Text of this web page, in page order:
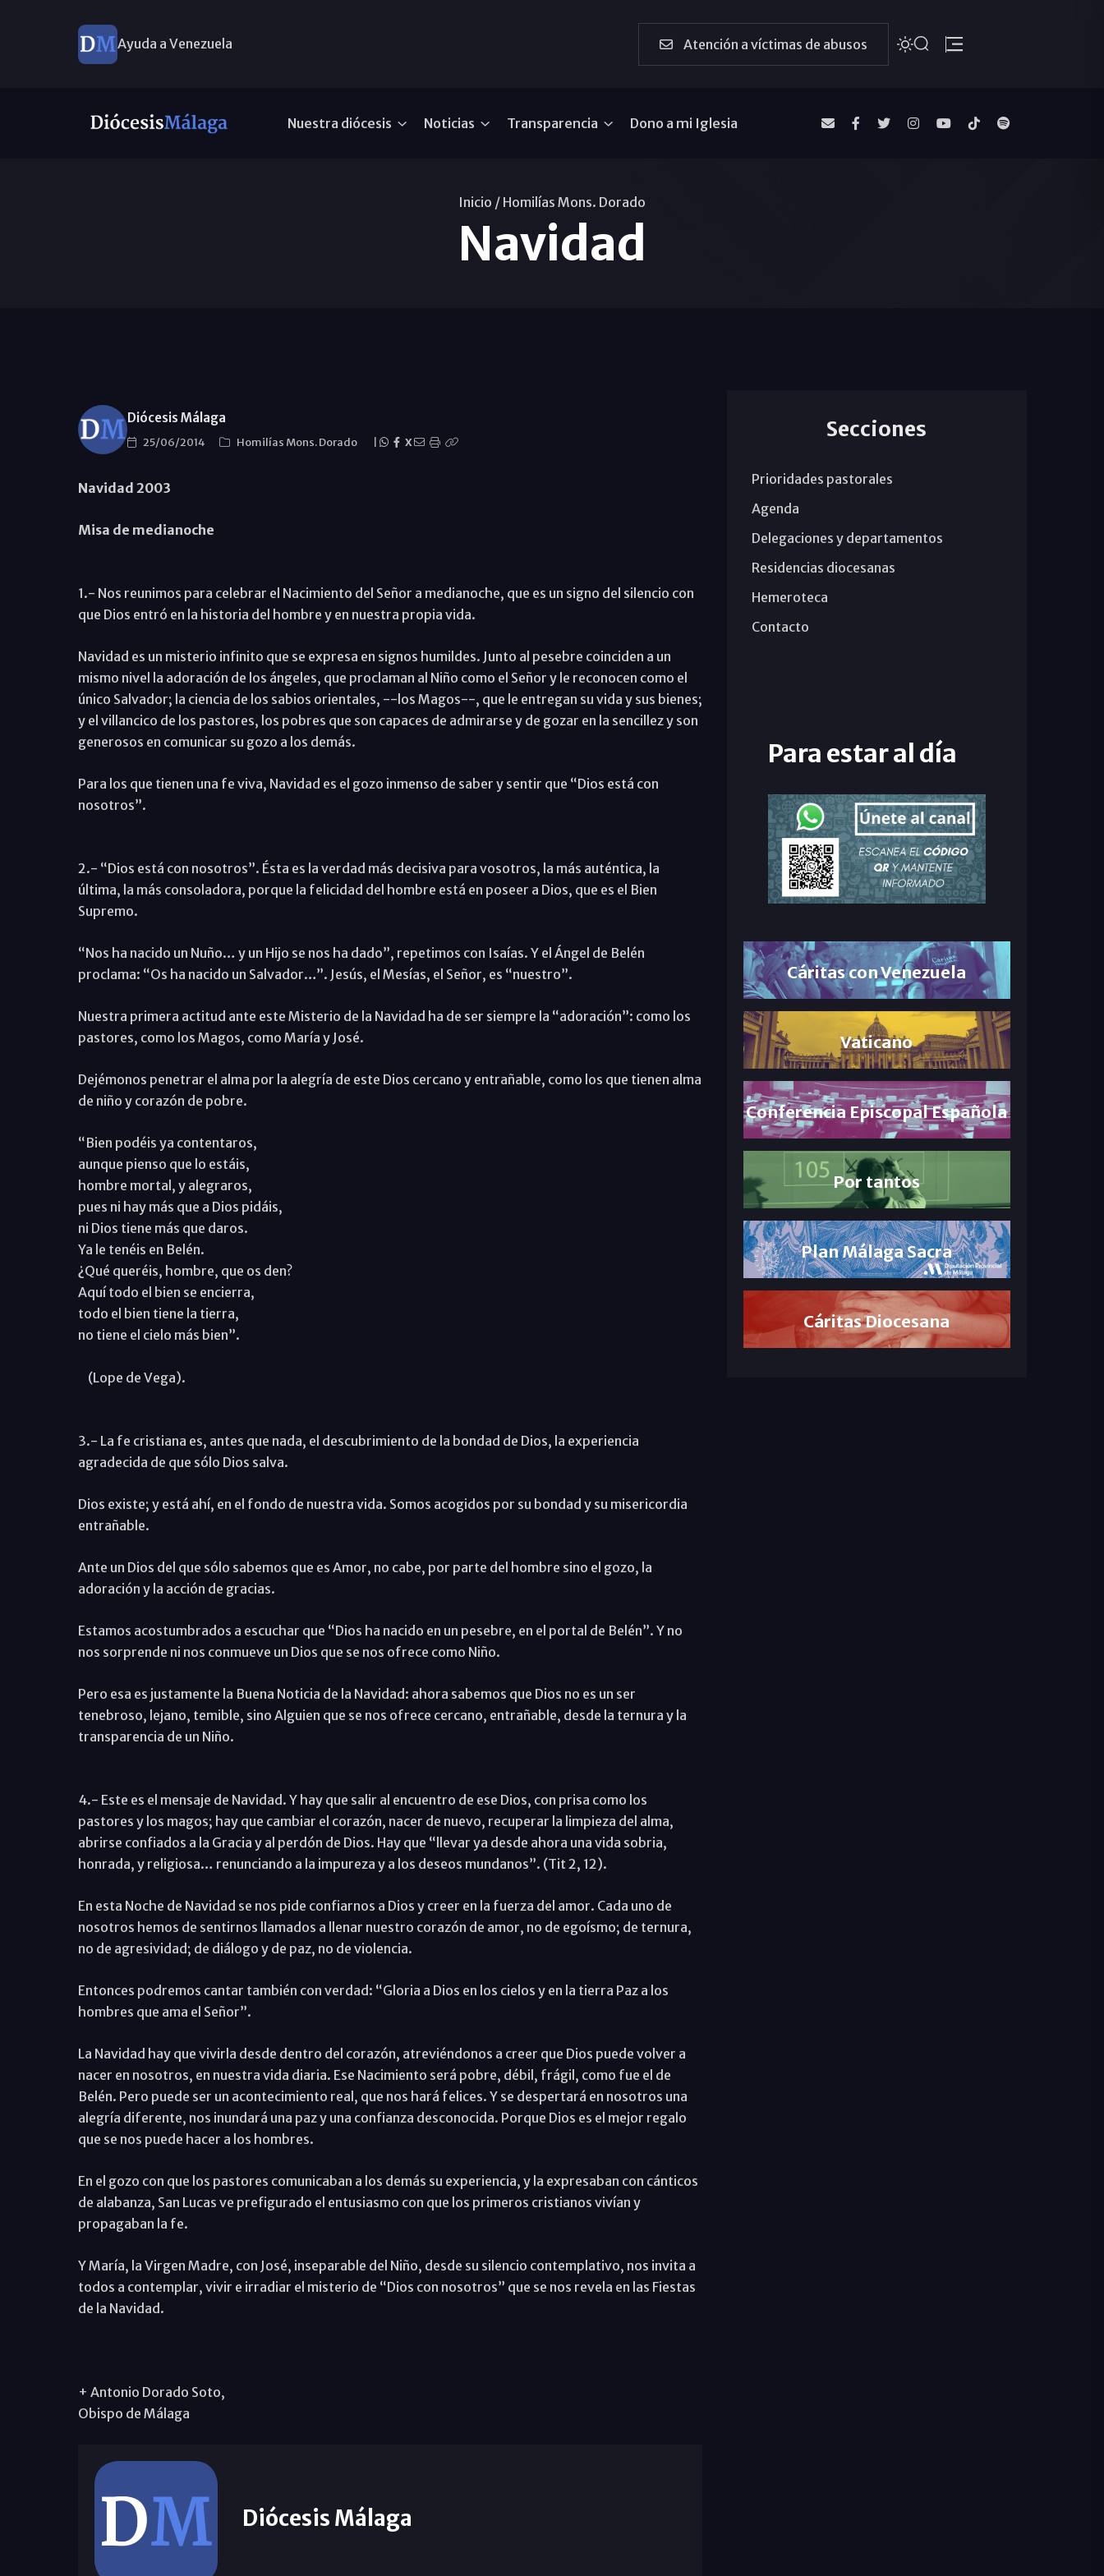
Ayuda a Venezuela Atención a víctimas de abusos
Nuestra diócesis Noticias Transparencia Dono a mi Iglesia
Inicio / Homilías Mons. Dorado
Navidad
Diócesis Málaga
25/06/2014 Homilías Mons. Dorado X
Navidad 2003
Misa de medianoche
1.- Nos reunimos para celebrar el Nacimiento del Señor a medianoche, que es un signo del silencio con
que Dios entró en la historia del hombre y en nuestra propia vida.
Navidad es un misterio infinito que se expresa en signos humildes. Junto al pesebre coinciden a un
mismo nivel la adoración de los ángeles, que proclaman al Niño como el Señor y le reconocen como el
único Salvador; la ciencia de los sabios orientales, --los Magos--, que le entregan su vida y sus bienes;
y el villancico de los pastores, los pobres que son capaces de admirarse y de gozar en la sencillez y son
generosos en comunicar su gozo a los demás.
Para los que tienen una fe viva, Navidad es el gozo inmenso de saber y sentir que “Dios está con
nosotros”.
2.- “Dios está con nosotros”. Ésta es la verdad más decisiva para vosotros, la más auténtica, la
última, la más consoladora, porque la felicidad del hombre está en poseer a Dios, que es el Bien
Supremo.
“Nos ha nacido un Nuño… y un Hijo se nos ha dado”, repetimos con Isaías. Y el Ángel de Belén
proclama: “Os ha nacido un Salvador…”. Jesús, el Mesías, el Señor, es “nuestro”.
Nuestra primera actitud ante este Misterio de la Navidad ha de ser siempre la “adoración”: como los
pastores, como los Magos, como María y José.
Dejémonos penetrar el alma por la alegría de este Dios cercano y entrañable, como los que tienen alma
de niño y corazón de pobre.
“Bien podéis ya contentaros,
aunque pienso que lo estáis,
hombre mortal, y alegraros,
pues ni hay más que a Dios pidáis,
ni Dios tiene más que daros.
Ya le tenéis en Belén.
¿Qué queréis, hombre, que os den?
Aquí todo el bien se encierra,
todo el bien tiene la tierra,
no tiene el cielo más bien”.
(Lope de Vega).
3.- La fe cristiana es, antes que nada, el descubrimiento de la bondad de Dios, la experiencia
agradecida de que sólo Dios salva.
Dios existe; y está ahí, en el fondo de nuestra vida. Somos acogidos por su bondad y su misericordia
entrañable.
Ante un Dios del que sólo sabemos que es Amor, no cabe, por parte del hombre sino el gozo, la
adoración y la acción de gracias.
Estamos acostumbrados a escuchar que “Dios ha nacido en un pesebre, en el portal de Belén”. Y no
nos sorprende ni nos conmueve un Dios que se nos ofrece como Niño.
Pero esa es justamente la Buena Noticia de la Navidad: ahora sabemos que Dios no es un ser
tenebroso, lejano, temible, sino Alguien que se nos ofrece cercano, entrañable, desde la ternura y la
transparencia de un Niño.
4.- Este es el mensaje de Navidad. Y hay que salir al encuentro de ese Dios, con prisa como los
pastores y los magos; hay que cambiar el corazón, nacer de nuevo, recuperar la limpieza del alma,
abrirse confiados a la Gracia y al perdón de Dios. Hay que “llevar ya desde ahora una vida sobria,
honrada, y religiosa… renunciando a la impureza y a los deseos mundanos”. (Tit 2, 12).
En esta Noche de Navidad se nos pide confiarnos a Dios y creer en la fuerza del amor. Cada uno de
nosotros hemos de sentirnos llamados a llenar nuestro corazón de amor, no de egoísmo; de ternura,
no de agresividad; de diálogo y de paz, no de violencia.
Entonces podremos cantar también con verdad: “Gloria a Dios en los cielos y en la tierra Paz a los
hombres que ama el Señor”.
La Navidad hay que vivirla desde dentro del corazón, atreviéndonos a creer que Dios puede volver a
nacer en nosotros, en nuestra vida diaria. Ese Nacimiento será pobre, débil, frágil, como fue el de
Belén. Pero puede ser un acontecimiento real, que nos hará felices. Y se despertará en nosotros una
alegría diferente, nos inundará una paz y una confianza desconocida. Porque Dios es el mejor regalo
que se nos puede hacer a los hombres.
En el gozo con que los pastores comunicaban a los demás su experiencia, y la expresaban con cánticos
de alabanza, San Lucas ve prefigurado el entusiasmo con que los primeros cristianos vivían y
propagaban la fe.
Y María, la Virgen Madre, con José, inseparable del Niño, desde su silencio contemplativo, nos invita a
todos a contemplar, vivir e irradiar el misterio de “Dios con nosotros” que se nos revela en las Fiestas
de la Navidad.
+ Antonio Dorado Soto,
Obispo de Málaga
Diócesis Málaga
Secciones
Prioridades pastorales
Agenda
Delegaciones y departamentos
Residencias diocesanas
Hemeroteca
Contacto
Para estar al día
Cáritas con Venezuela
Vaticano
Conferencia Episcopal Española
Por tantos
Plan Málaga Sacra
Cáritas Diocesana